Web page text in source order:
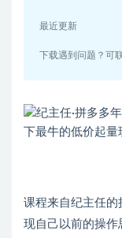
最近更新
下载遇到问题？可
课程来自纪主任的
现自己以前的操作